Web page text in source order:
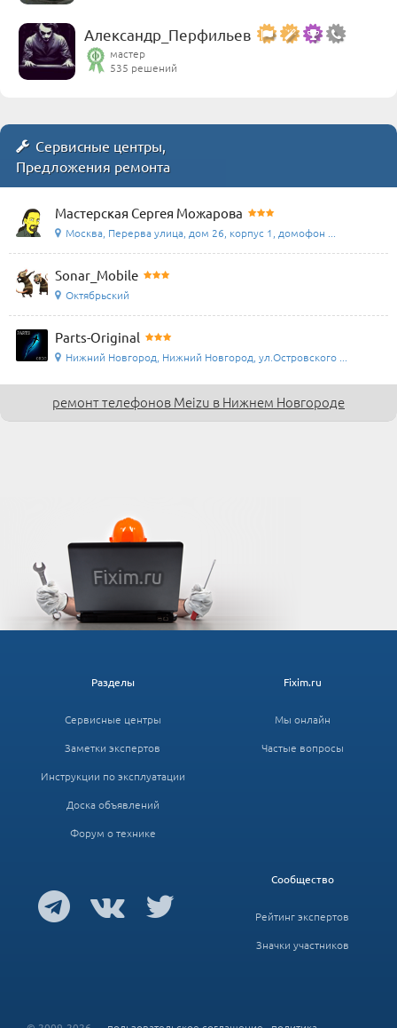
Александр_Перфильев
мастер
535 решений
Сервисные центры,
Предложения ремонта
Мастерская Сергея Можарова
Москва, Перерва улица, дом 26, корпус 1, домофон ...
Sonar_Mobile
Октябрьский
Parts-Original
Нижний Новгород, Нижний Новгород, ул.Островского ...
ремонт телефонов Meizu в Нижнем Новгороде
Fixim.ru
Мы онлайн
Частые вопросы
Разделы
Сервисные центры
Заметки экспертов
Инструкции по эксплуатации
Доска объявлений
Форум о технике
Сообщество
Рейтинг экспертов
Значки участников